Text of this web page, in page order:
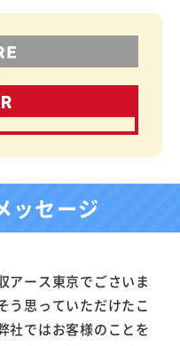
ッセージ
アース東京でごさいま
う思っていただけたこ
社ではお客様のことを